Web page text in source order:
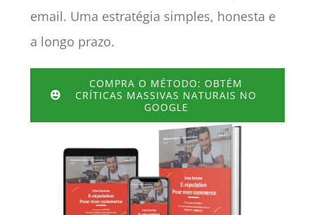
email. Uma estratégia simples, honesta e
a longo prazo.
COMPRA O MÉTODO: OBTÉM
CRÍTICAS MASSIVAS NATURAIS NO
GOOGLE